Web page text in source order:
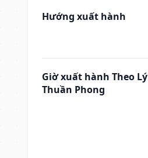
Hướng xuất hành
Giờ xuất hành Theo Lý
Thuần Phong